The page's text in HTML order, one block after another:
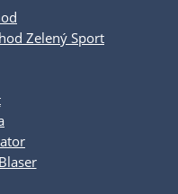
Zelený Sport